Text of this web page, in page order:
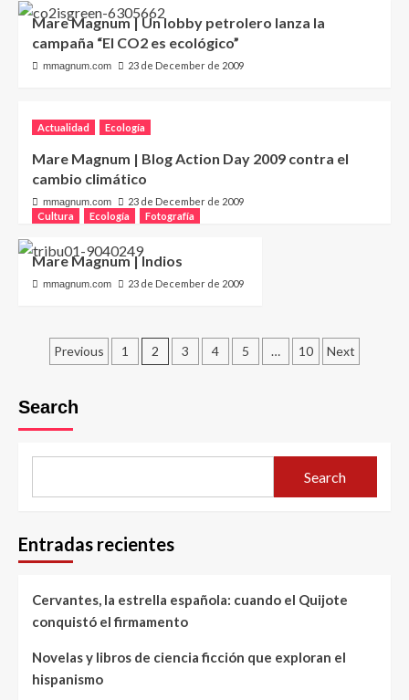
Mare Magnum | Un lobby petrolero lanza la
campaña “El CO2 es ecológico”
mmagnum.com 23 de December de 2009
Actualidad Ecología
Mare Magnum | Blog Action Day 2009 contra el
cambio climático
mmagnum.com
23 de December de 2009
Cultura
Ecología Fotografía
Mare Magnum | Indios
mmagnum.com 23 de December de 2009
Posts
Previous 1 2 3 4 5 … 10 Next
Search
Search
Entradas recientes
Cervantes, la estrella española: cuando el Quijote
conquistó el firmamento
Novelas y libros de ciencia ficción que exploran el
hispanismo